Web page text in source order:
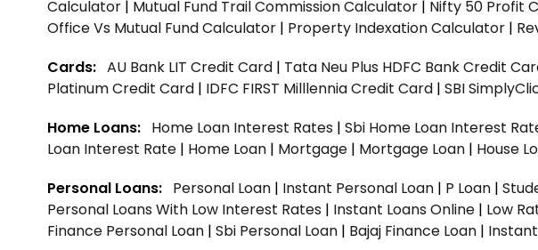
Calculator | Mutual Fund Trail Commission Calculator | Nifty 50 Profit
Office Vs Mutual Fund Calculator | Property Indexation Calculator |
Cards: AU Bank LIT Credit Card | Tata Neu Plus HDFC Bank Credit
Platinum Credit Card | IDFC FIRST Milllennia Credit Card | SBI
Home Loans: Home Loan Interest Rates | Sbi Home Loan Interest
Loan Interest Rate | Home Loan | Mortgage | Mortgage Loan | House
Personal Loans: Personal Loan | Instant Personal Loan | P Loan |
Personal Loans With Low Interest Rates | Instant Loans Online | Low
Finance Personal Loan | Sbi Personal Loan | Bajaj Finance Loan |